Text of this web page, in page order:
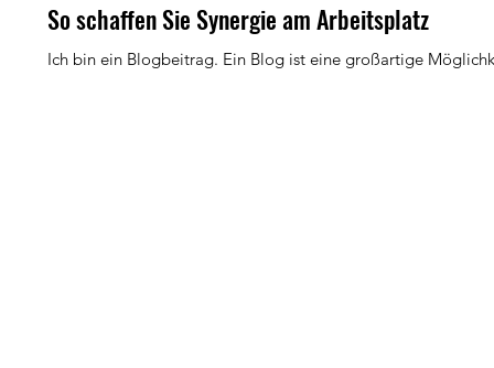
So schaffen Sie Synergie am Arbeitsplatz
Ich bin ein Blogbeitrag. Ein Blog ist eine großartige